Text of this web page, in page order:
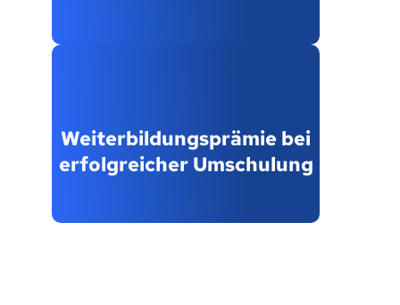
Weiterbildungsprämie bei
erfolgreicher Umschulung